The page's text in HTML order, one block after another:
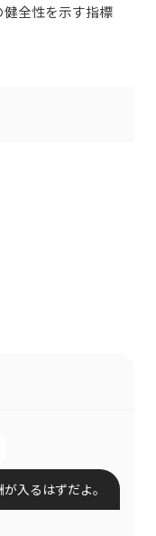
全性を示す指標
入るはずだよ。